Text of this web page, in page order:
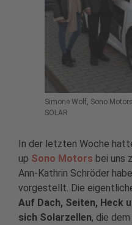
Simone Wolf, Sono
SOLAR
In der letzten Woche
up Sono Motors bei uns
Ann-Kathrin Schröder
vorgestellt. Die
Auf Dach, Seiten, Heck
sich Solarzellen, die